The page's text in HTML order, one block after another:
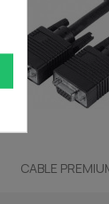

CABLE